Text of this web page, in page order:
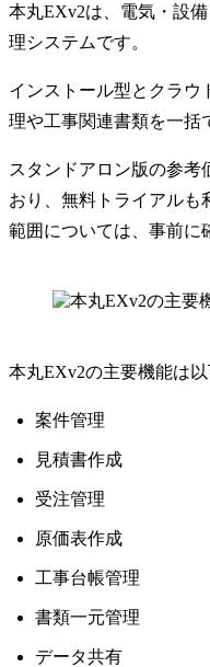
本丸EXv2は、電気・設
理システムです。
インストール型とクラウ
理や工事関連書類を一括
スタンドアロン版の参考
おり、無料トライアルも
範囲については、事前に
本丸EXv2の主要機能は以
案件管理
見積書作成
受注管理
原価表作成
工事台帳管理
書類一元管理
データ共有